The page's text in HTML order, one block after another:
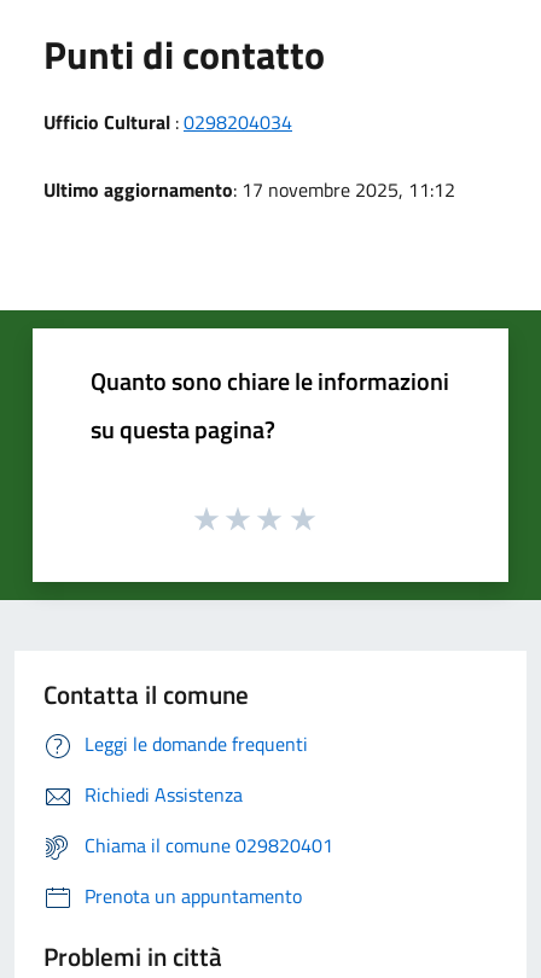
Punti di contatto
Ufficio Cultural :0298204034
Ultimo aggiornamento: 17 novembre 2025, 11:12
Quanto sono chiare le informazioni
su questa pagina?
Contatta il comune
Leggi le domande frequenti
Richiedi Assistenza
Chiama il comune 029820401
Prenota un appuntamento
Problemi in città